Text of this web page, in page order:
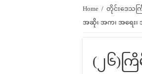
Home / တိုင်းဒေသကြီ
အဆို၊ အက၊ အရေး၊
(၂၆)ကြိ